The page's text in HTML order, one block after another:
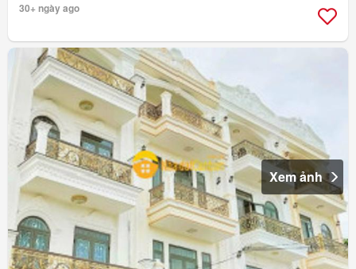
30+ ngày ago
Xem ảnh